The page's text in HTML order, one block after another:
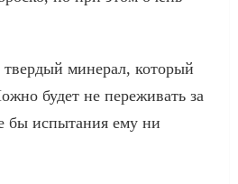
минерал, который
будет не переживать за
бы испытания ему ни